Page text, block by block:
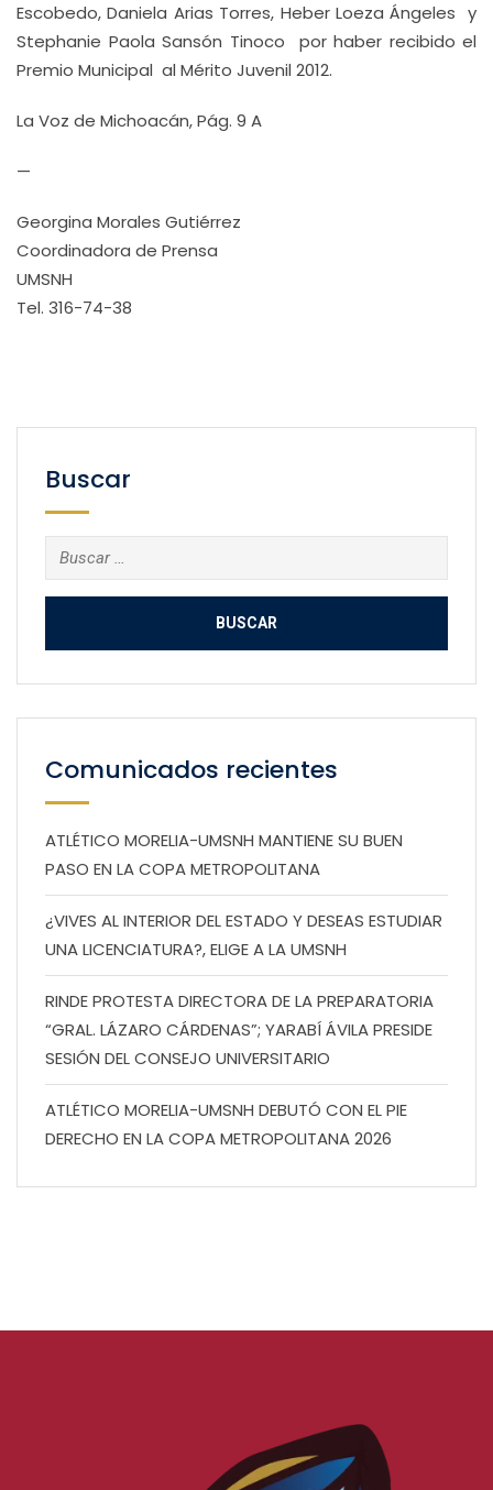
Escobedo, Daniela Arias Torres, Heber Loeza Ángeles y
Stephanie Paola Sansón Tinoco por haber recibido el
Premio Municipal al Mérito Juvenil 2012.
La Voz de Michoacán, Pág. 9 A
—
Georgina Morales Gutiérrez
Coordinadora de Prensa
UMSNH
Tel. 316-74-38
Buscar
Buscar:
Comunicados recientes
ATLÉTICO MORELIA-UMSNH MANTIENE SU BUEN
PASO EN LA COPA METROPOLITANA
¿VIVES AL INTERIOR DEL ESTADO Y DESEAS ESTUDIAR
UNA LICENCIATURA?, ELIGE A LA UMSNH
RINDE PROTESTA DIRECTORA DE LA PREPARATORIA
“GRAL. LÁZARO CÁRDENAS”; YARABÍ ÁVILA PRESIDE
SESIÓN DEL CONSEJO UNIVERSITARIO
ATLÉTICO MORELIA-UMSNH DEBUTÓ CON EL PIE
DERECHO EN LA COPA METROPOLITANA 2026